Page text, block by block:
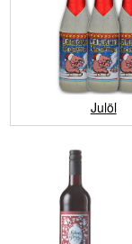
Julöl